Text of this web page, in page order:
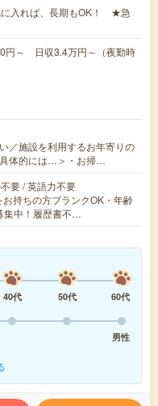
入れば、長期もOK！ ★急
～ 日収3.4万円～（夜勤時
／施設を利用するお年寄りの
体的には…＞・お掃…
要 / 英語力不要
持ちの方ブランクOK・年齢
集中！履歴書不…
40代 50代
60代
男性